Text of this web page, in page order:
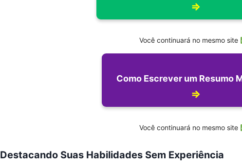
⇒
Você continuará no mesmo site
Como Escrever um Resumo
⇒
Você continuará no mesmo site
Destacando Suas Habilidades Sem Experiência